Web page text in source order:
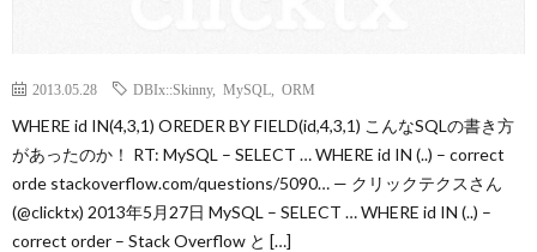
2013.05.28 DBIx::Skinny, MySQL ORM
WHERE id IN(4,3,1) OREDER BY FIELD(id,4,3,1) こんなSQLの書き方
があったのか！ RT: MySQL – SELECT … WHERE id IN (..) – correct
orde stackoverflow.com/questions/5090… — クリックテクスさん
(@clicktx) 2013年5月27日 MySQL – SELECT … WHERE id IN (..) –
correct order – Stack Overflow と […]